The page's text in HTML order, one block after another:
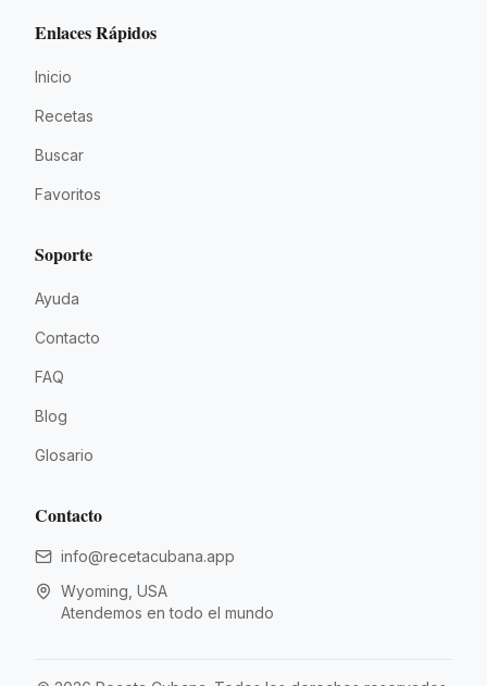
Enlaces Rápidos
Inicio
Recetas
Buscar
Favoritos
Soporte
Ayuda
Contacto
FAQ
Blog
Glosario
Contacto
info@recetacubana.app
Wyoming, USA
Atendemos en todo el mundo